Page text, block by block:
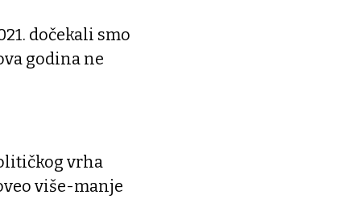
dočekali smo
godina ne
vrha
više-manje